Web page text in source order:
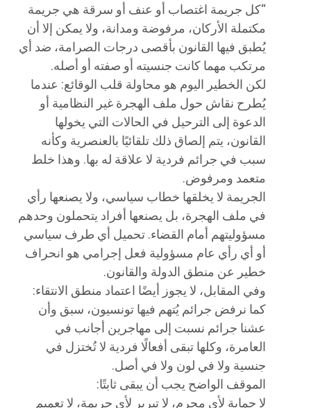
“كل جريمة اغتصاب أو عنف أو سرقة هي جريمة
مكتملة الأركان، مرفوضة ومدانة، ولا يمكن إلا أن
يُطبق فيها القانون بأقصى درجات الصرامة، ضد أي
مرتكب مهما كانت جنسيته أو صفته أو أصله.
لكن الخطير اليوم هو محاولة قلب الوقائع: عندما
يُطرح نقاش حول ملف الهجرة غير النظامية أو
الدعوة إلى الترحيل في الحالات التي يخولها
القانون، يتم إلصاق ذلك تلقائيًا بالعنصرية وكأنه
سبب في جرائم فردية لا علاقة له بها. وهذا خلط
متعمد ومرفوض.
الجريمة لا يخلقها خطاب سياسي، ولا يصنعها رأي
في ملف الهجرة، بل يصنعها أفراد يتحملون وحدهم
مسؤوليتهم أمام القضاء. تحميل أي طرف سياسي
أو أي رأي عام مسؤولية فعل إجرامي هو انحراف
خطير عن منطق الدولة والقانون.
وفي المقابل، لا يجوز أيضًا اعتماد منطق الانتقاء:
كما نرفض جرائم يُتهم فيها تونسيون، سبق وأن
عشنا جرائم نسبت إلى مهاجرين أجانب في
العامرة، وكلها تبقى أفعالًا فردية لا تُختزل في
جنسية ولا في لون ولا في أصل.
الموقف الواضح يجب أن يبقى ثابتًا:
لا حماية لأي مجرم، لا تبرير لأي جريمة، لا تعميم